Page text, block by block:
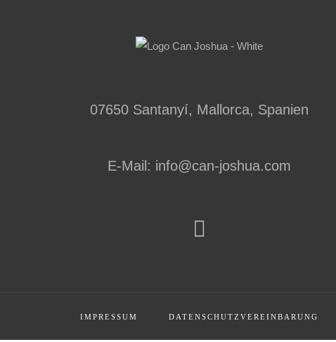
07650 Santanyí, Mallorca, Spanien
E-Mail: info@can-joshua.com
IMPRESSUM DATENSCHUTZVEREINBARUNG